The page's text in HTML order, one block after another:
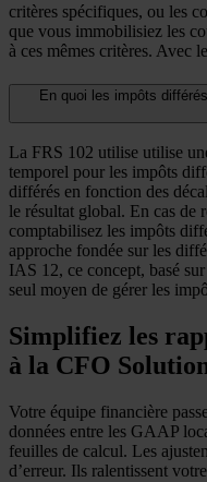
critères spécifiques, ou les
que vous immobilisiez les
à ces mêmes critères. Avec
En quoi les impôts
La FRS 102 utilise utilise
temporel pour les impôts
différés en fonction des
le résultat global. En cas de
comptabilisez les impôts
approche fondée sur les
IAS 12, ce concept, basé
seul moyen de gérer les
Simplifiez les
à la CFO
Votre équipe financière
données entre les GAAP
feuilles de calcul. Les
d’erreur. Ils ralentissent